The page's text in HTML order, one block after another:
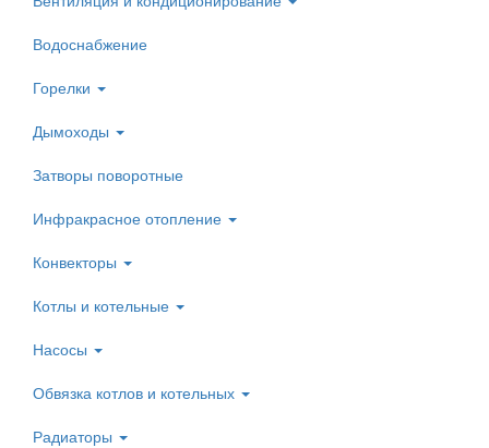
Водоснабжение
Горелки
Дымоходы
Затворы поворотные
Инфракрасное отопление
Конвекторы
Котлы и котельные
Насосы
Обвязка котлов и котельных
Радиаторы